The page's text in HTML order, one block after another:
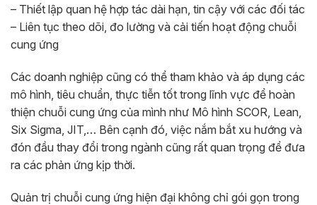
– Thiết lập quan hệ hợp tác dài hạn, tin cậy với các đối tác
– Liên tục theo dõi, đo lường và cải tiến hoạt động chuỗi
cung ứng
Các doanh nghiệp cũng có thể tham khảo và áp dụng các
mô hình, tiêu chuẩn, thực tiễn tốt trong lĩnh vực để hoàn
thiện chuỗi cung ứng của mình như Mô hình SCOR, Lean,
Six Sigma, JIT,… Bên cạnh đó, việc nắm bắt xu hướng và
đón đầu thay đổi trong ngành cũng rất quan trọng để đưa
ra các phản ứng kịp thời.
Quản trị chuỗi cung ứng hiện đại không chỉ gói gọn trong